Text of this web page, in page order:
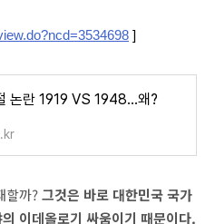
]
논란 1919 VS 1948…왜?
할까?그것은 바로 대한민국 국가
이데올로기 싸움이기 때문이다.